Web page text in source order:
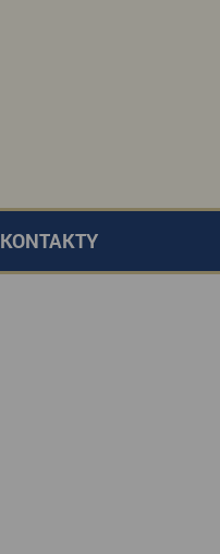
KONTAKTY